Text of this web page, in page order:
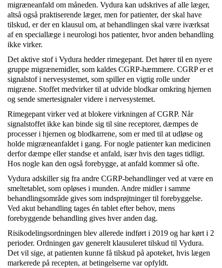
migræneanfald om måneden. Vydura kan udskrives af alle læger,
altså også praktiserende læger, men for patienter, der skal have
tilskud, er der en klausul om, at behandlingen skal være iværksat
af en speciallæge i neurologi hos patienter, hvor anden behandling
ikke virker.
Det aktive stof i Vydura hedder rimegepant. Det hører til en nyere
gruppe migrænemidler, som kaldes CGRP-hæmmere. CGRP er et
signalstof i nervesystemet, som spiller en vigtig rolle under
migræne. Stoffet medvirker til at udvide blodkar omkring hjernen
og sende smertesignaler videre i nervesystemet.
Rimegepant virker ved at blokere virkningen af CGRP. Når
signalstoffet ikke kan binde sig til sine receptorer, dæmpes de
processer i hjernen og blodkarrene, som er med til at udløse og
holde migræneanfaldet i gang. For nogle patienter kan medicinen
derfor dæmpe eller standse et anfald, især hvis den tages tidligt.
Hos nogle kan den også forebygge, at anfald kommer så ofte.
Vydura adskiller sig fra andre CGRP-behandlinger ved at være en
smeltetablet, som opløses i munden. Andre midler i samme
behandlingsområde gives som indsprøjtninger til forebyggelse.
Ved akut behandling tages én tablet efter behov, mens
forebyggende behandling gives hver anden dag.
Risikodelingsordningen blev allerede indført i 2019 og har kørt i 2
perioder. Ordningen gav generelt klausuleret tilskud til Vydura.
Det vil sige, at patienten kunne få tilskud på apoteket, hvis lægen
markerede på recepten, at betingelserne var opfyldt.